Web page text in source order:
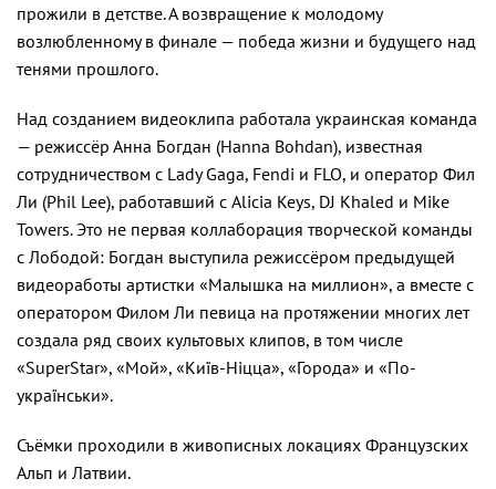
прожили в детстве. А возвращение к молодому
возлюбленному в финале — победа жизни и будущего над
тенями прошлого.
Над созданием видеоклипа работала украинская команда
— режиссёр Анна Богдан (Hanna Bohdan), известная
сотрудничеством с Lady Gaga, Fendi и FLO, и оператор Фил
Ли (Phil Lee), работавший с Alicia Keys, DJ Khaled и Mike
Towers. Это не первая коллаборация творческой команды
с Лободой: Богдан выступила режиссёром предыдущей
видеоработы артистки «Малышка на миллион», а вместе с
оператором Филом Ли певица на протяжении многих лет
создала ряд своих культовых клипов, в том числе
«SuperStar», «Мой», «Київ-Ніцца», «Города» и «По-
українськи».
Съёмки проходили в живописных локациях Французских
Альп и Латвии.